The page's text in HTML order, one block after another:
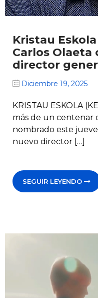
Kristau
Carlos Olaeta
director
Diciembre 19, 2025
KRISTAU ESKOLA
más de un centenar
nombrado este
nuevo director […]
SEGUIR LEYENDO